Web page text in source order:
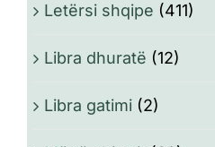
Letërsi shqipe (411)
Libra dhuratë (12)
Libra gatimi (2)